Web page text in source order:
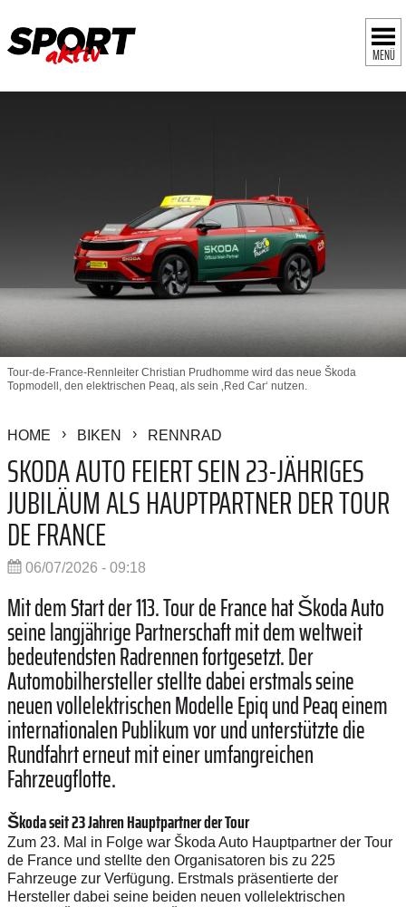
MENÜ
Tour-de-France-Rennleiter Christian Prudhomme wird das neue Škoda
Topmodell, den elektrischen Peaq, als sein ‚Red Car‘ nutzen.
HOME BIKEN RENNRAD
SKODA AUTO FEIERT SEIN 23-JÄHRIGES
JUBILÄUM ALS HAUPTPARTNER DER TOUR
DE FRANCE
06/07/2026 - 09:18
Mit dem Start der 113. Tour de France hat Škoda Auto
seine langjährige Partnerschaft mit dem weltweit
bedeutendsten Radrennen fortgesetzt. Der
Automobilhersteller stellte dabei erstmals seine
neuen vollelektrischen Modelle Epiq und Peaq einem
internationalen Publikum vor und unterstützte die
Rundfahrt erneut mit einer umfangreichen
Fahrzeugflotte.
Škoda seit 23 Jahren Hauptpartner der Tour
Zum 23. Mal in Folge war Škoda Auto Hauptpartner der Tour
de France und stellte den Organisatoren bis zu 225
Fahrzeuge zur Verfügung. Erstmals präsentierte der
Hersteller dabei seine beiden neuen vollelektrischen